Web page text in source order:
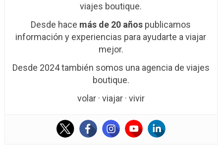
viajes boutique.
Desde hace más de 20 años publicamos
información y experiencias para ayudarte a viajar
mejor.
Desde 2024 también somos una agencia de viajes
boutique.
volar · viajar · vivir